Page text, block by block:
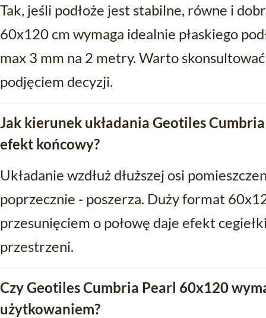
Tak, jeśli podłoże jest stabilne, równe i
60x120 cm wymaga idealnie płaskiego
max 3 mm na 2 metry. Warto
podjęciem decyzji.
Jak kierunek układania Geotiles
efekt końcowy?
Układanie wzdłuż dłuższej osi
poprzecznie - poszerza. Duży format
przesunięciem o połowę daje efekt
przestrzeni.
Czy Geotiles Cumbria Pearl 60x120
użytkowaniem?